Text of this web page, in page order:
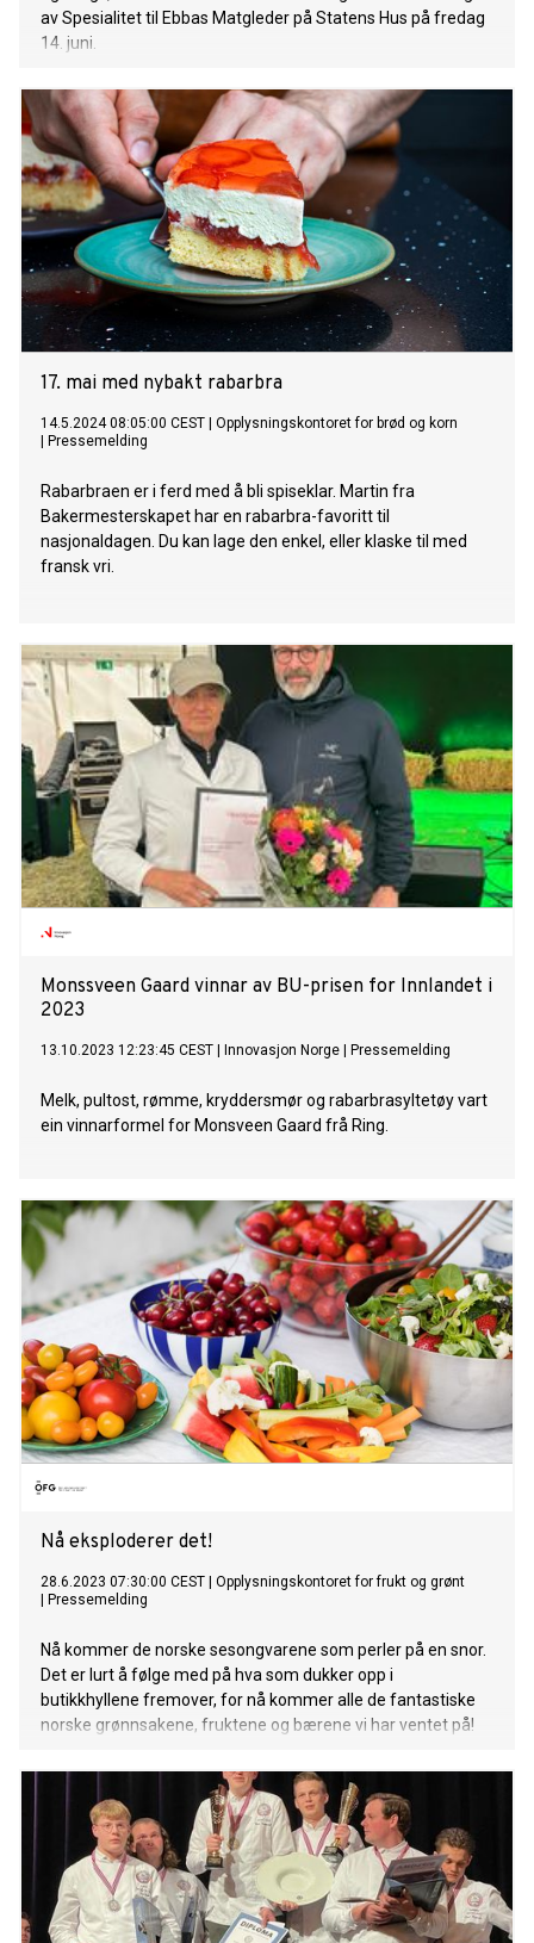
av Spesialitet til Ebbas Matgleder på Statens Hus på fredag
14. juni.
17. mai med nybakt rabarbra
14.5.2024 08:05:00 CEST
Opplysningskontoret for brød og korn
Pressemelding
Rabarbraen er i ferd med å bli spiseklar. Martin fra
Bakermesterskapet har en rabarbra-favoritt til
nasjonaldagen. Du kan lage den enkel, eller klaske til med
fransk vri.
Monssveen Gaard vinnar av BU-prisen for Innlandet i
2023
13.10.2023 12:23:45 CEST Innovasjon Norge Pressemelding
Melk, pultost, rømme, kryddersmør og rabarbrasyltetøy vart
ein vinnarformel for Monsveen Gaard frå Ring.
Nå eksploderer det!
28.6.2023 07:30:00 CEST
Opplysningskontoret for frukt og grønt
Pressemelding
Nå kommer de norske sesongvarene som perler på en snor.
Det er lurt å følge med på hva som dukker opp i
butikkhyllene fremover, for nå kommer alle de fantastiske
norske grønnsakene, fruktene og bærene vi har ventet på!